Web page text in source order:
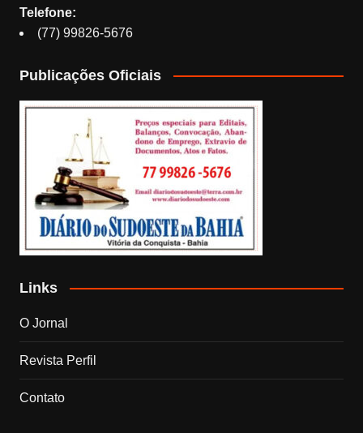
Telefone:
(77) 99826-5676
Publicações Oficiais
Links
O Jornal
Revista Perfil
Contato